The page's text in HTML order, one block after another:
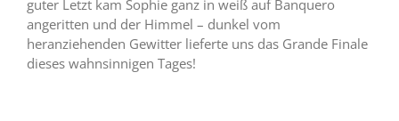
guter Letzt kam Sophie ganz in weiß auf Banquero
angeritten und der Himmel – dunkel vom
heranziehenden Gewitter lieferte uns das Grande Finale
dieses wahnsinnigen Tages!